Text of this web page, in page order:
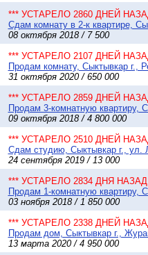
*** УСТАРЕЛО 2860 ДНЕЙ
Сдам комнату в 2-к квартире,
08 октября 2018 / 7 500
*** УСТАРЕЛО 2107 ДНЕЙ
Продам комнату, Сыктывкар г.,
31 октября 2020 / 650 000
*** УСТАРЕЛО 2859 ДНЕЙ
Продам 3-комнатную квартиру,
09 октября 2018 / 4 800 000
*** УСТАРЕЛО 2510 ДНЕЙ
Сдам студию, Сыктывкар г., ул.
24 сентября 2019 / 13 000
*** УСТАРЕЛО 2834 ДНЯ НАЗАД
Продам 1-комнатную квартиру,
03 ноября 2018 / 1 850 000
*** УСТАРЕЛО 2338 ДНЕЙ
Продам дом, Сыктывкар г.,
13 марта 2020 / 4 950 000